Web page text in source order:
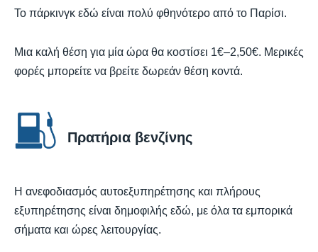
Το πάρκινγκ εδώ είναι πολύ φθηνότερο από το Παρίσι.
Μια καλή θέση για μία ώρα θα κοστίσει 1€–2,50€. Μερικές
φορές μπορείτε να βρείτε δωρεάν θέση κοντά.
Πρατήρια βενζίνης
Η ανεφοδιασμός αυτοεξυπηρέτησης και πλήρους
εξυπηρέτησης είναι δημοφιλής εδώ, με όλα τα εμπορικά
σήματα και ώρες λειτουργίας.